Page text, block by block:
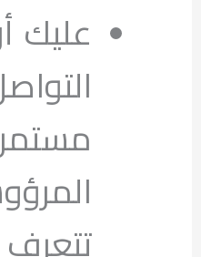
عليك